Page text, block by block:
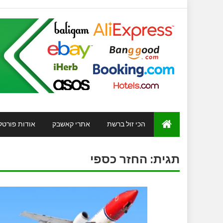
אודות אתרי קאשבק הכי זול ברשת
תגית: החזר כספי